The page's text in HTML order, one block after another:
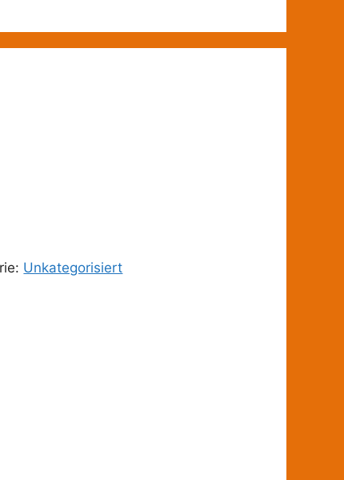
Unkategorisiert